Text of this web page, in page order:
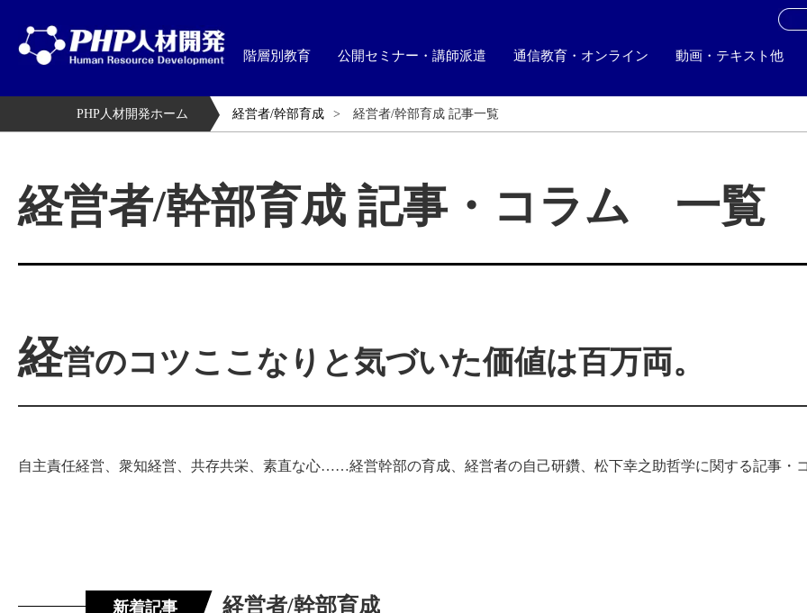
階層別教育 公開セミナー・講師派遣 通信教育・オンライン 動画・テキスト他
PHP人材開発ホーム 経営者/幹部育成 経営者/幹部育成 記事一覧
経営者/幹部育成 記事・コラム 一覧
経営のコツここなりと気づいた価値は百万両。
自主責任経営、衆知経営、共存共栄、素直な心……経営幹部の育成、経営者の自己研鑽、松下幸之助哲学に関する記事・
新着記事 経営者/幹部育成